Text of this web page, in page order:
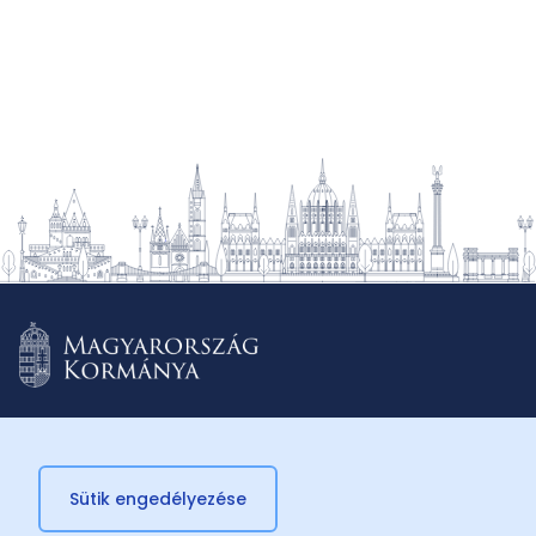
© 2026 Külügyminisztérium
Sütik engedélyezése